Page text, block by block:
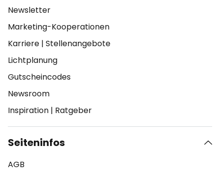
Newsletter
Marketing-Kooperationen
Karriere | Stellenangebote
Lichtplanung
Gutscheincodes
Newsroom
Inspiration | Ratgeber
Seiteninfos
AGB